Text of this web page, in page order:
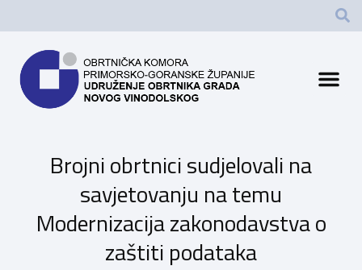
Brojni obrtnici sudjelovali na
savjetovanju na temu
Modernizacija zakonodavstva o
zaštiti podataka